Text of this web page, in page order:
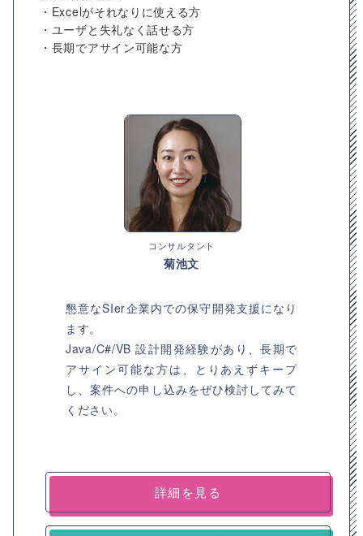
・Excelがそれなりに使える方
・ユーザと失礼なく話せる方
・長期でアサイン可能な方
コンサルタント
菊池文
懇意なSIer企業内での保守開発支援になり
ます。
Java/C#/VB 設計開発経験があり、長期で
アサイン可能な方は、とりあえずキープ
し、案件への申し込みをぜひ検討してみて
ください。
詳細を見る